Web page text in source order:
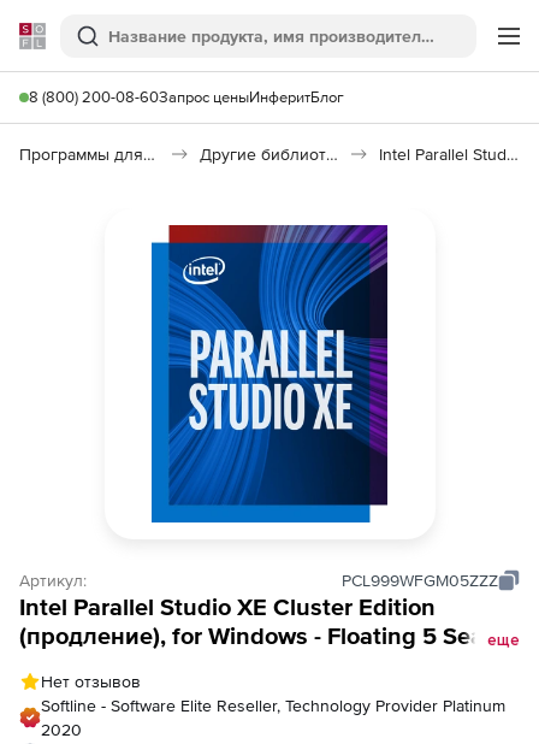
Softline
Поиск
8 (800) 200-08-60Запрос ценыИнферитБлог
Программы для программирования Другие библиотеки Intel Parallel Studio XE Cluster Edition for C++ and Fortran
Артикул: PCL999WFGM05ZZZ
Intel Parallel Studio XE Cluster Edition
(продление), for Windows - Floating 5 Seatsеще
Нет отзывов
Softline - Software Elite Reseller, Technology Provider Platinum
2020